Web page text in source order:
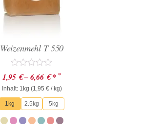
Weizenmehl T 550
Bewertet
mit
0
von
5
1,95 €–6,66 €* *
Inhalt: 1kg (1,95 €/ kg)
1kg 2.5kg 5kg